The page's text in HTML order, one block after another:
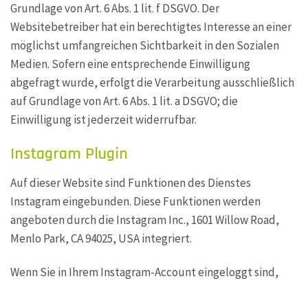
Grundlage von Art. 6 Abs. 1 lit. f DSGVO. Der
Websitebetreiber hat ein berechtigtes Interesse an einer
möglichst umfangreichen Sichtbarkeit in den Sozialen
Medien. Sofern eine entsprechende Einwilligung
abgefragt wurde, erfolgt die Verarbeitung ausschließlich
auf Grundlage von Art. 6 Abs. 1 lit. a DSGVO; die
Einwilligung ist jederzeit widerrufbar.
Instagram Plugin
Auf dieser Website sind Funktionen des Dienstes
Instagram eingebunden. Diese Funktionen werden
angeboten durch die Instagram Inc., 1601 Willow Road,
Menlo Park, CA 94025, USA integriert.
Wenn Sie in Ihrem Instagram-Account eingeloggt sind,